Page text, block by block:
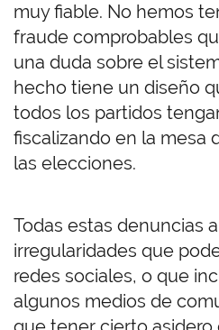
muy fiable. No hemos
fraude comprobables
una duda sobre el
hecho tiene un diseño
todos los partidos
fiscalizando en la mesa
las elecciones.
Todas estas denuncias
irregularidades que
redes sociales, o que
algunos medios de